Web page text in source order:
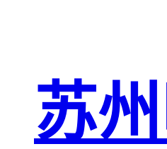
苏